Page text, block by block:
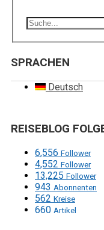
SPRACHEN
Deutsch
REISEBLOG
6,556 Follower
4,552 Follower
13,225 Follower
943 Abonnenten
562 Kreise
660 Artikel